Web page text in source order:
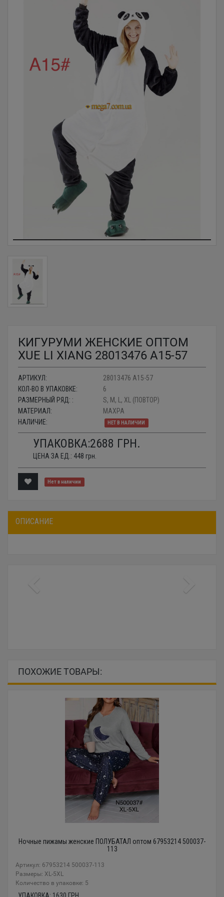
КИГУРУМИ ЖЕНСКИЕ ОПТОМ
XUE LI XIANG 28013476 A15-57
АРТИКУЛ:
28013476 A15-57
КОЛ-ВО В УПАКОВКЕ:
6
РАЗМЕРНЫЙ РЯД: :
S, M, L, XL (ПОВТОР)
МАТЕРИАЛ:
МАХРА
НАЛИЧИЕ:
НЕТ В НАЛИЧИИ
УПАКОВКА:2688 ГРН.
ЦЕНА ЗА ЕД.: 448 грн.
Нет в наличии
ОПИСАНИЕ
ПОХОЖИЕ ТОВАРЫ:
Ночные пижамы женские ПОЛУБАТАЛ оптом 67953214 500037-
113
Артикул: 67953214 500037-113
Размеры: XL-5XL
Количество в упаковке: 5